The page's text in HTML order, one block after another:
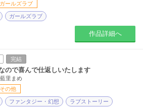
ガールズラブ
ガールズラブ
作品詳細へ
完結
ので喜んで仕返しいたします
里まめ
その他
ファンタジー・幻想 ラブストーリー